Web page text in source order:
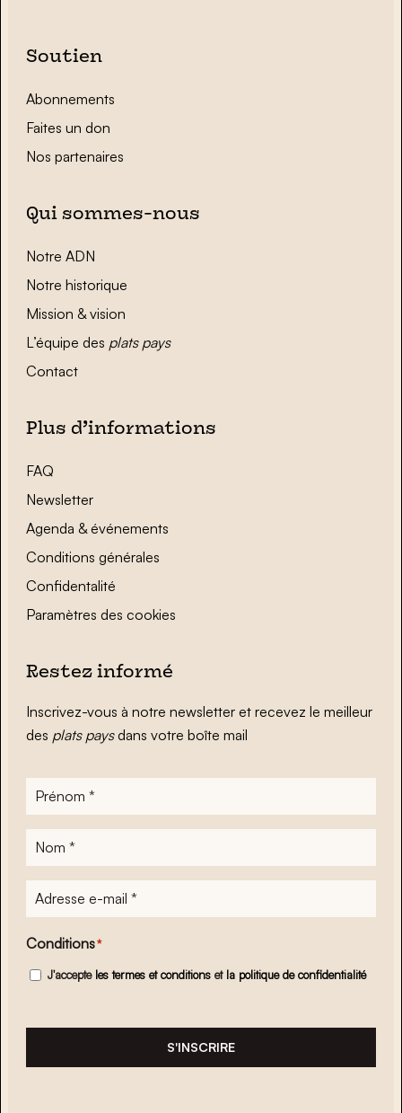
Soutien
Abonnements
Faites un don
Nos partenaires
Qui sommes-nous
Notre ADN
Notre historique
Mission & vision
L’équipe des plats pays
Contact
Plus d’informations
FAQ
Newsletter
Agenda & événements
Conditions générales
Confidentalité
Paramètres des cookies
Restez informé
Inscrivez-vous à notre newsletter et recevez le meilleur
des plats paysdans votre boîte mail
Prénom
Nom
Adresse
e-
mail*
Conditions*
J'accepte les termes et conditions et la politique de confidentialité
S'INSCRIRE